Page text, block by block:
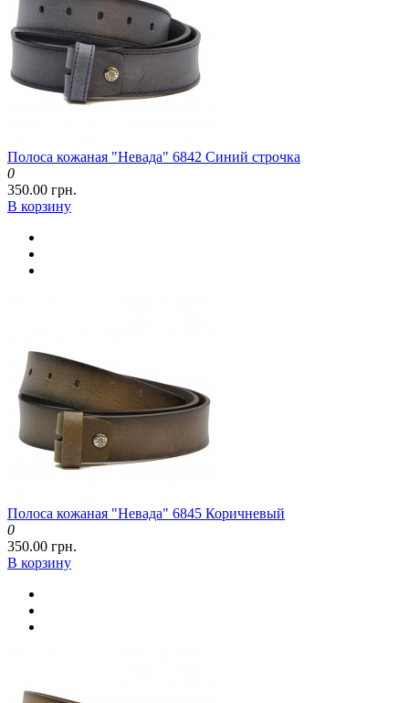
Полоса кожаная "Невада" 6842 Синий строчка
0
350.00 грн.
В корзину
Полоса кожаная "Невада" 6845 Коричневый
0
350.00 грн.
В корзину